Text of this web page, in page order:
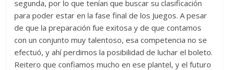
segunda, por lo que tenían que buscar su clasificación
para poder estar en la fase final de los Juegos. A pesar
de que la preparación fue exitosa y de que contamos
con un conjunto muy talentoso, esa competencia no se
efectuó, y ahí perdimos la posibilidad de luchar el boleto.
Reitero que confiamos mucho en ese plantel, y el futuro